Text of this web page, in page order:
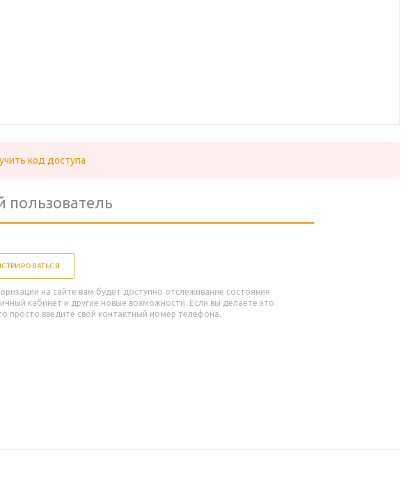
код доступа
пользователь
на сайте вам будет доступно отслеживание состояния
кабинет и другие новые возможности. Если вы делаете это
просто введите свой контактный номер телефона.